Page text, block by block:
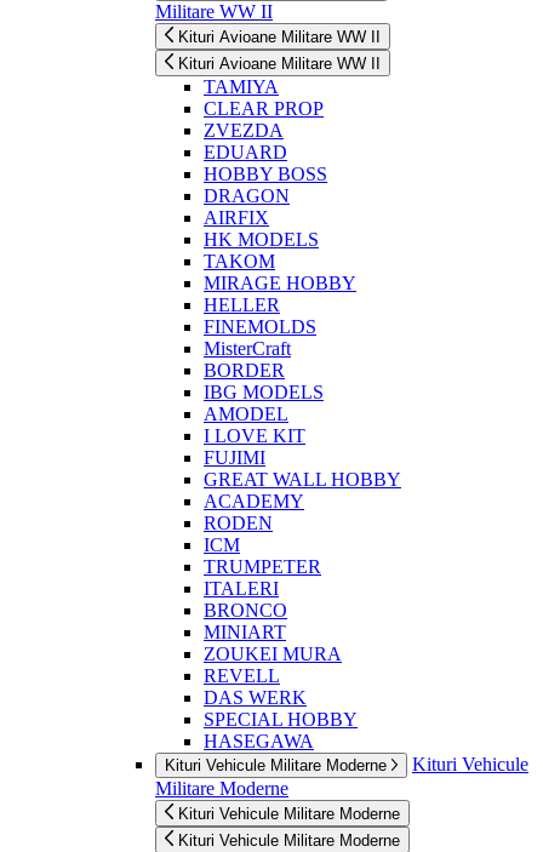
Militare WW II
Kituri Avioane Militare WW II
Kituri Avioane Militare WW II
TAMIYA
CLEAR PROP
ZVEZDA
EDUARD
HOBBY BOSS
DRAGON
AIRFIX
HK MODELS
TAKOM
MIRAGE HOBBY
HELLER
FINEMOLDS
MisterCraft
BORDER
IBG MODELS
AMODEL
I LOVE KIT
FUJIMI
GREAT WALL HOBBY
ACADEMY
RODEN
ICM
TRUMPETER
ITALERI
BRONCO
MINIART
ZOUKEI MURA
REVELL
DAS WERK
SPECIAL HOBBY
HASEGAWA
Kituri Vehicule Militare Moderne
Kituri Vehicule
Militare Moderne
Kituri Vehicule Militare Moderne
Kituri Vehicule Militare Moderne